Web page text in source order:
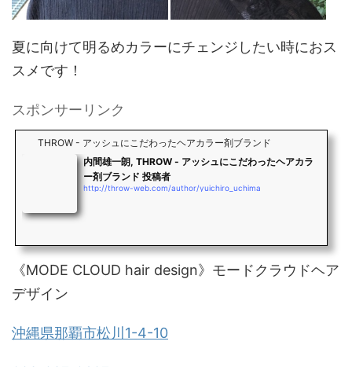
夏に向けて明るめカラーにチェンジしたい時におス
スメです！
スポンサーリンク
THROW - アッシュにこだわったヘアカラー剤ブランド
内間雄一朗, THROW - アッシュにこだわったヘアカラ
ー剤ブランド 投稿者
http://throw-web.com/author/yuichiro_uchima
《MODE CLOUD hair design》モードクラウドヘア
デザイン
沖縄県那覇市松川1-4-10